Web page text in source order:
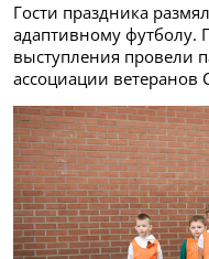
Гости праздника
адаптивному футболу.
выступления провели
ассоциации ветеранов